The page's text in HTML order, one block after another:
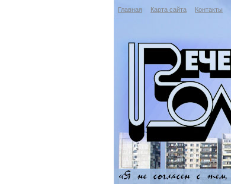
Главная Карта сайта Контакты